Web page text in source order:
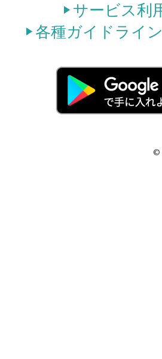
サービス利
各種ガイドライ
©